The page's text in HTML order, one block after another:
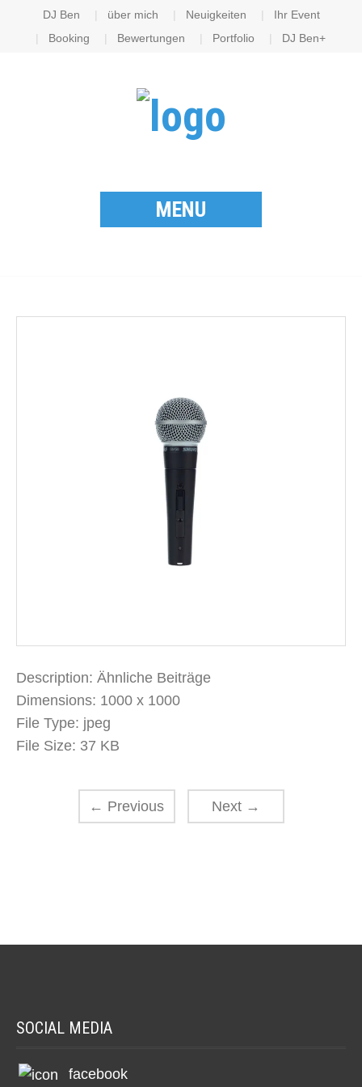
DJ Ben über mich Neuigkeiten
Ihr Event
Booking
Bewertungen Portfolio DJ Ben+
MENU
Description: Ähnliche Beiträge
Dimensions: 1000 x 1000
File Type: jpeg
File Size: 37 KB
← Previous Next →
SOCIAL MEDIA
facebook